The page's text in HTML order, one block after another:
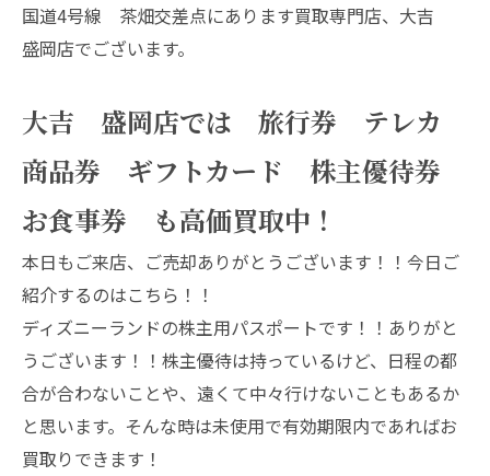
国道4号線 茶畑交差点にあります買取専門店、大吉
盛岡店でございます。
大吉 盛岡店では 旅行券 テレカ
商品券 ギフトカード 株主優待券
お食事券 も高価買取中！
本日もご来店、ご売却ありがとうございます！！今日ご
紹介するのはこちら！！
ディズニーランドの株主用パスポートです！！ありがと
うございます！！株主優待は持っているけど、日程の都
合が合わないことや、遠くて中々行けないこともあるか
と思います。そんな時は未使用で有効期限内であればお
買取りできます！